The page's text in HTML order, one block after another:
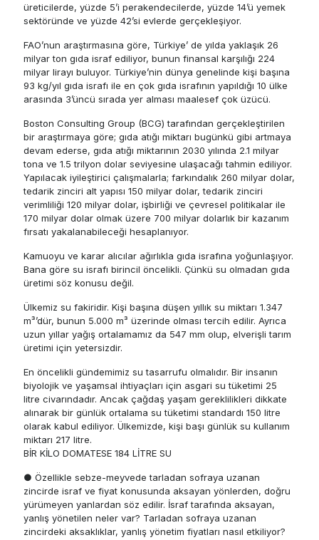
üreticilerde, yüzde 5’i perakendecilerde, yüzde 14’ü yemek
sektöründe ve yüzde 42’si evlerde gerçekleşiyor.
FAO’nun araştırmasına göre, Türkiye’ de yılda yaklaşık 26
milyar ton gıda israf ediliyor, bunun finansal karşılığı 224
milyar lirayı buluyor. Türkiye’nin dünya genelinde kişi başına
93 kg/yıl gıda israfı ile en çok gıda israfının yapıldığı 10 ülke
arasında 3’üncü sırada yer alması maalesef çok üzücü.
Boston Consulting Group (BCG) tarafından gerçekleştirilen
bir araştırmaya göre; gıda atığı miktarı bugünkü gibi artmaya
devam ederse, gıda atığı miktarının 2030 yılında 2.1 milyar
tona ve 1.5 trilyon dolar seviyesine ulaşacağı tahmin ediliyor.
Yapılacak iyileştirici çalışmalarla; farkındalık 260 milyar dolar,
tedarik zinciri alt yapısı 150 milyar dolar, tedarik zinciri
verimliliği 120 milyar dolar, işbirliği ve çevresel politikalar ile
170 milyar dolar olmak üzere 700 milyar dolarlık bir kazanım
fırsatı yakalanabileceği hesaplanıyor.
Kamuoyu ve karar alıcılar ağırlıkla gıda israfına yoğunlaşıyor.
Bana göre su israfı birincil öncelikli. Çünkü su olmadan gıda
üretimi söz konusu değil.
Ülkemiz su fakiridir. Kişi başına düşen yıllık su miktarı 1.347
m³’dür, bunun 5.000 m³ üzerinde olması tercih edilir. Ayrıca
uzun yıllar yağış ortalamamız da 547 mm olup, elverişli tarım
üretimi için yetersizdir.
En öncelikli gündemimiz su tasarrufu olmalıdır. Bir insanın
biyolojik ve yaşamsal ihtiyaçları için asgari su tüketimi 25
litre civarındadır. Ancak çağdaş yaşam gereklilikleri dikkate
alınarak bir günlük ortalama su tüketimi standardı 150 litre
olarak kabul ediliyor. Ülkemizde, kişi başı günlük su kullanım
miktarı 217 litre.
BİR KİLO DOMATESE 184 LİTRE SU
● Özellikle sebze-meyvede tarladan sofraya uzanan
zincirde israf ve fiyat konusunda aksayan yönlerden, doğru
yürümeyen yanlardan söz edilir. İsraf tarafında aksayan,
yanlış yönetilen neler var? Tarladan sofraya uzanan
zincirdeki aksaklıklar, yanlış yönetim fiyatları nasıl etkiliyor?